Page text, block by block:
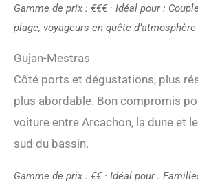
Gamme de prix : €€€ · Idéal pour :
plage, voyageurs en quête d’atmosphère
Gujan-Mestras
Côté ports et dégustations, plus
plus abordable. Bon compromis
voiture entre Arcachon, la dune et
sud du bassin.
Gamme de prix : €€ · Idéal pour :